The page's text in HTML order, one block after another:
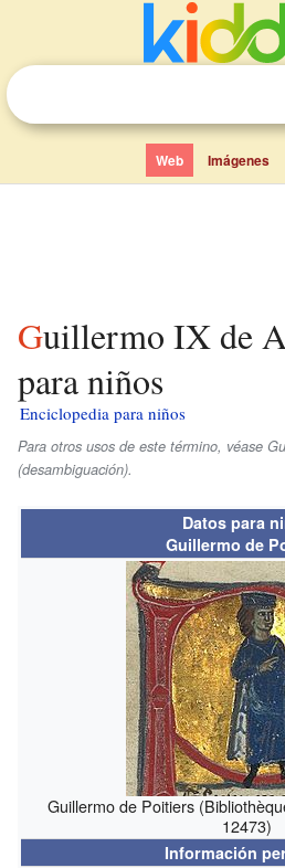
Web Imágenes
Guillermo IX de Aquitania
para niños
Enciclopedia para niños
Para otros usos de este término, véase
(desambiguación).
Datos para
Guillermo de
Guillermo de Poitiers
12473)
Información